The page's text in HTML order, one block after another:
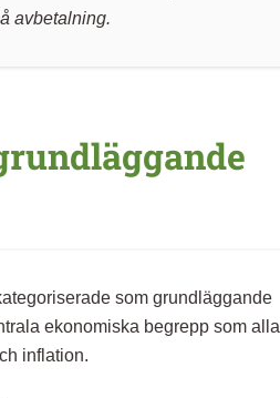
avbetalning.
som grundläggande
ekonomiska begrepp som alla
inflation.